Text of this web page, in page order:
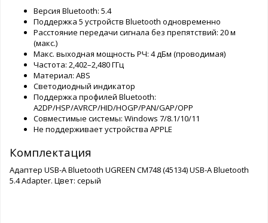
Версия Bluetooth: 5.4
Поддержка 5 устройств Bluetooth одновременно
Расстояние передачи сигнала без препятствий: 20 м
(макс.)
Макс. выходная мощность РЧ: 4 дБм (проводимая)
Частота: 2,402–2,480 ГГц
Материал: ABS
Светодиодный индикатор
Поддержка профилей Bluetooth:
A2DP/HSP/AVRCP/HID/HOGP/PAN/GAP/OPP
Совместимые системы: Windows 7/8.1/10/11
Не поддерживает устройства APPLE
Комплектация
Адаптер USB-A Bluetooth UGREEN CM748 (45134) USB-A Bluetooth
5.4 Adapter. Цвет: серый